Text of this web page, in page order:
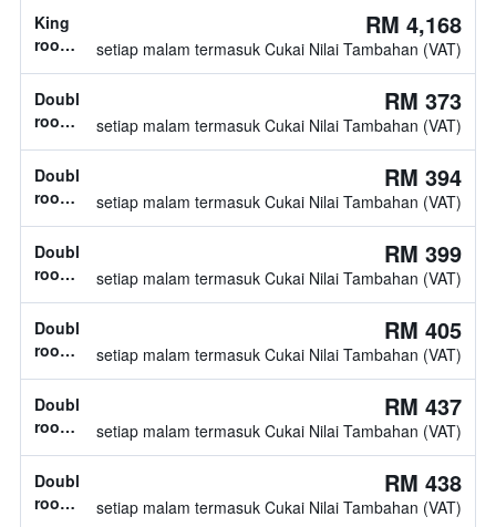
katil
king
King
room,
katil
king
RM 4,168
setiap malam termasuk Cukai Nilai Tambahan (VAT)
Double
room,
katil
double
RM 373
setiap malam termasuk Cukai Nilai Tambahan (VAT)
Double
room,
katil
double
RM 394
setiap malam termasuk Cukai Nilai Tambahan (VAT)
Double
room,
katil
tidak
diketahui
RM 399
setiap malam termasuk Cukai Nilai Tambahan (VAT)
Double
room,
katil
double
RM 405
setiap malam termasuk Cukai Nilai Tambahan (VAT)
Double
room,
katil
double
RM 437
setiap malam termasuk Cukai Nilai Tambahan (VAT)
Double
room,
RM 438
setiap malam termasuk Cukai Nilai Tambahan (VAT)